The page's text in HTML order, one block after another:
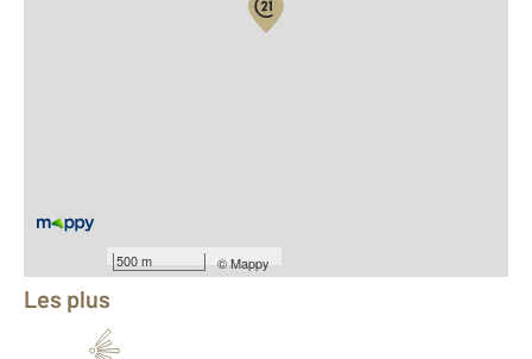
500 m ©Mappy
Équipements
Les plus